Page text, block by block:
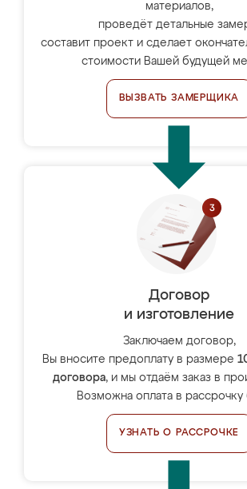
материалов,
проведёт детальные
составит проект и сделает
стоимости Вашей будущей
ВЫЗВАТЬ ЗАМЕРЩИКА
Договор
и изготовление
Заключаем договор,
Вы вносите предоплату в размере
договора, и мы отдаём заказ в
Возможна оплата в рассрочку
УЗНАТЬ О РАССРОЧКЕ